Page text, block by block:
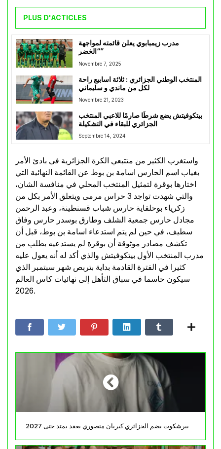
PLUS D'ACTICLES
مدرب زيمبابوي يعلن قائمته لمواجهة
“الخضر”
Novembre 7, 2025
المنتخب الوطني الجزائري : ثلاثة اسابيع راحة
لكل من ماندي و سليماني
Novembre 21, 2023
بيتكوفيتش يضع شرطًا صارمًا للاعبي المنتخب
الجزائري للبقاء في التشكيلة
Septembre 14, 2024
واستغرب الكثير من متتبعي الكرة الجزائرية في بادئ الأمر
بغياب اسم الحارس اسامة بن بوط عن القائمة النهائية التي
اختارها بوقرة لتمثيل المنتخب المحلي في منافسة الشان،
والتي شهدت تواجد 3 حراس مرمى ويتعلق الأمر بكل من
زكرياء بوحلفاية حارس شباب قسنطينة، وعبد الرحمن
مجادل حارس جمعية الشلف وطارق بوسدر حارس وفاق
سطيف، في حين لم يتم استدعاء اسامة بن بوط، قبل أن
تكشف مصادر موثوقة أن بوقرة لم يستدعيه بطلب من
مدرب المنتخب الأول بيتكوفيتش والذي أكد له أنه يعول عليه
كثيرا في الفترة القادمة بداية بتربص شهر سبتمبر الذي
سيكون حاسما في سباق التأهل إلى نهائيات كاس العالم
2026.
بيرشكوت يضم الجزائري كيريان منصوري بعقد يمتد حتى 2027